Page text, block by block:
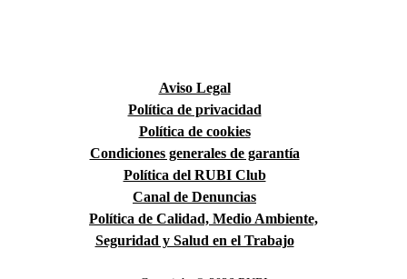
Aviso Legal
Política de privacidad
Política de cookies
Condiciones generales de garantía
Política del RUBI Club
Canal de Denuncias
Política de Calidad, Medio Ambiente,
Seguridad y Salud en el Trabajo